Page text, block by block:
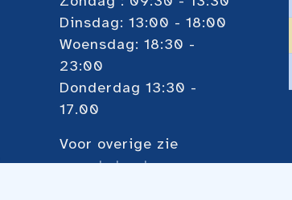
Dinsdag: 13:00 - 18:00
Woensdag: 18:30 -
23:00
Donderdag 13:30 -
17.00
Voor overige zie
onzekalender